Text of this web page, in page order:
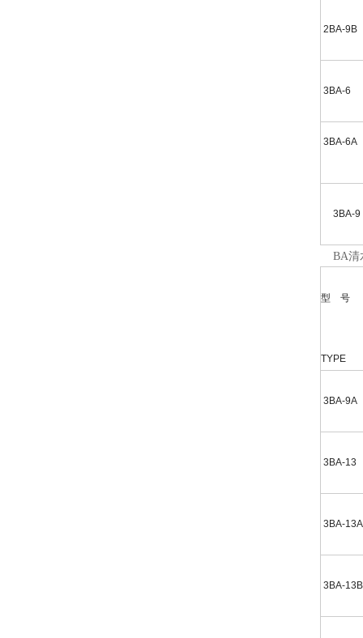
2BA-9B
3BA-6
3BA-6A
3BA-9
BA清
型 号
TYPE
3BA-9A
3BA-13
3BA-13A
3BA-13B